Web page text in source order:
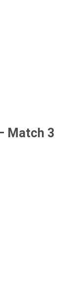
Match 3